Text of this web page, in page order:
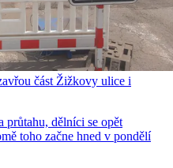
část Žižkovy ulice i
průtahu, dělníci se opět
toho začne hned v pondělí